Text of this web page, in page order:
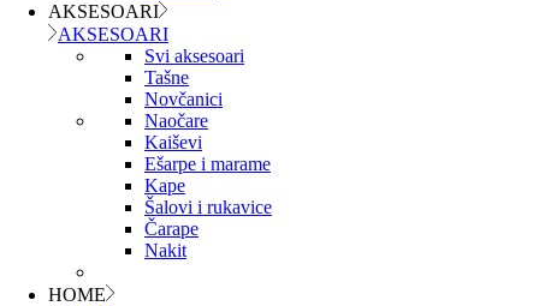
AKSESOARI
AKSESOARI
Svi aksesoari
Tašne
Novčanici
Naočare
Kaiševi
Ešarpe i marame
Kape
Šalovi i rukavice
Čarape
Nakit
HOME